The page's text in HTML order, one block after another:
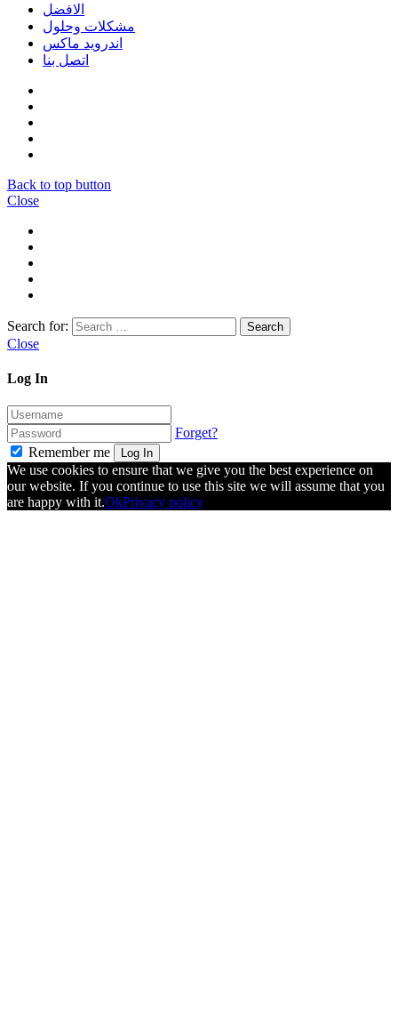
الافضل
مشكلات وحلول
اندرويد ماكس
اتصل بنا
Back to top button
Close
Search for:
Close
Log In
Forget?
Remember me
Log In
We use cookies to ensure that we give you the best experience on
our website. If you continue to use this site we will assume that you
are happy with it.OkPrivacy policy